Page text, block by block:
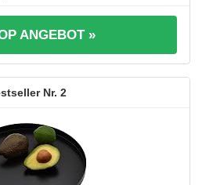
ANGEBOT »
2